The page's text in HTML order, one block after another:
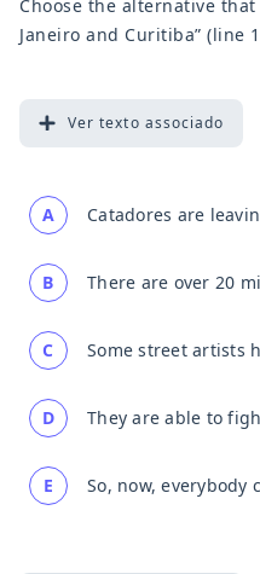
Choose the alternative
Janeiro and Curitiba” (line
Ver texto associado
A Catadores are
B There are over 20
C Some street artists
D They are able to
E So, now, everybody